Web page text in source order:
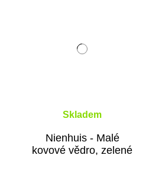
Skladem
Nienhuis - Malé
kovové vědro, zelené